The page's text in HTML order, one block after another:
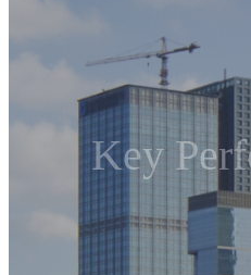
Key